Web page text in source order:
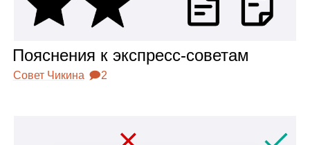
Пояс­не­ния к экс­пресс‑сове­там
Совет Чикина 🗩2